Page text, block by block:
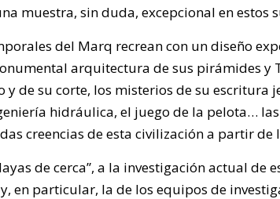
muestra, sin duda, excepcional en estos
del Marq recrean con un diseño
arquitectura de sus pirámides y
de su corte, los misterios de su escritura
hidráulica, el juego de la pelota…
creencias de esta civilización a partir
de cerca”, a la investigación actual de
en particular, la de los equipos de